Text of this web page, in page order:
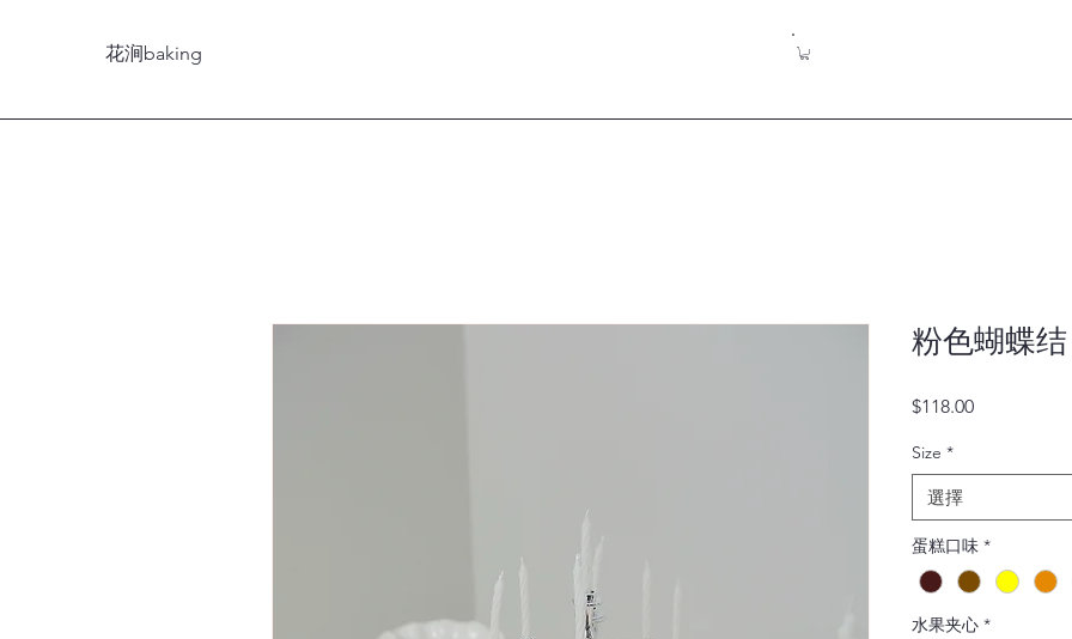
花涧baking
粉色蝴蝶结
$118.00價
Size *
選擇
蛋糕口味 *
水果夹心 *